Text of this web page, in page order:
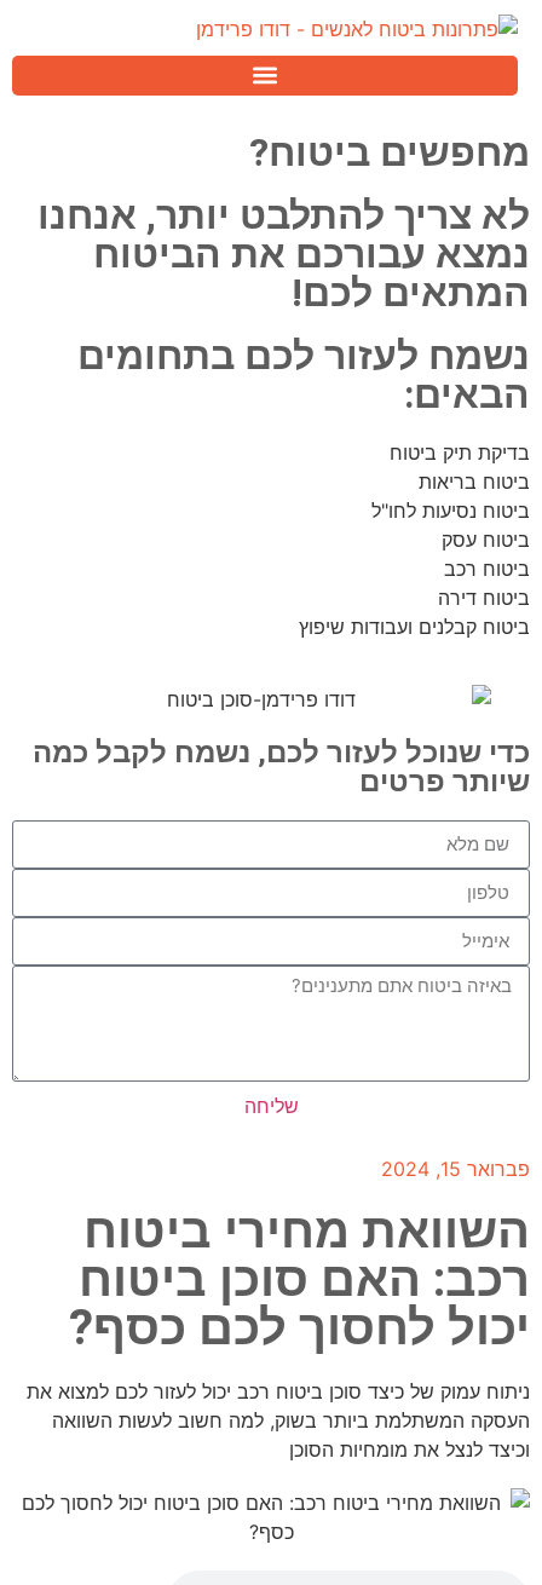
מחפשים ביטוח?
לא צריך להתלבט יותר, אנחנו
נמצא עבורכם את הביטוח
המתאים לכם!
נשמח לעזור לכם בתחומים
הבאים:
בדיקת תיק ביטוח
ביטוח בריאות
ביטוח נסיעות לחו"ל
ביטוח עסק
ביטוח רכב
ביטוח דירה
ביטוח קבלנים ועבודות שיפוץ
כדי שנוכל לעזור לכם, נשמח לקבל כמה
שיותר פרטים
שליחה
פברואר 15, 2024
השוואת מחירי ביטוח
רכב: האם סוכן ביטוח
יכול לחסוך לכם כסף?
ניתוח עמוק של כיצד סוכן ביטוח רכב יכול לעזור לכם למצוא את
העסקה המשתלמת ביותר בשוק, למה חשוב לעשות השוואה
וכיצד לנצל את מומחיות הסוכן